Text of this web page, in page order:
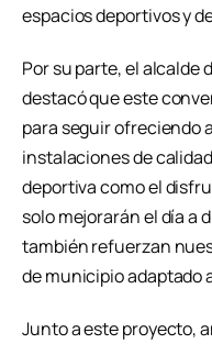
espacios deportivos y
Por su parte, el alcalde
destacó que este
para seguir ofreciendo
instalaciones de
deportiva como el
solo mejorarán el día a
también refuerzan
de municipio adaptado
Junto a este proyecto,